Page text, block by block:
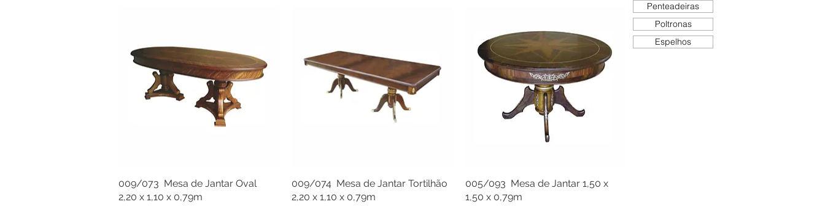
009/073 Mesa de Jantar Oval
2,20 x 1,10 x 0,79m
009/074 Mesa de Jantar Tortilhão
2,20 x 1,10 x 0,79m
005/093 Mesa de Jantar 1,50 x
1,50 x 0,79m
Penteadeiras
Poltronas
Espelhos